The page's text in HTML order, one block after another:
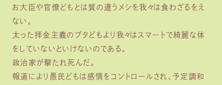
お大臣や官僚どもとは質の違うメシを我々は食わざるをえ
ない。
太った拝金主義のブタどもより我々はスマートで綺麗な体
をしていないといけないのである。
政治家が撃たれ死んだ。
報道により愚民どもは感情をコントロールされ、予定調和